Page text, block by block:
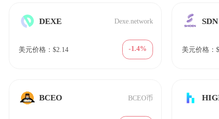
DEXE Dexe.network
美元价格：$2.14 -1.4%
BCEO BCEO币
SDN
美元价格：